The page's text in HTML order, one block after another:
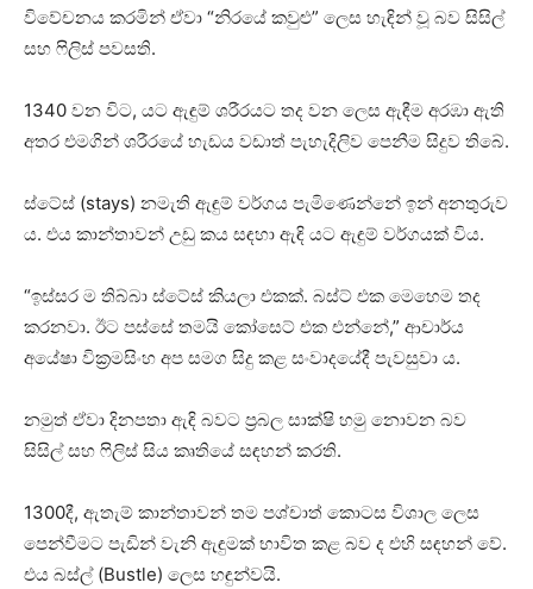
විවේචනය කරමින් ඒවා “නිරයේ කවුළු” ලෙස හැඳින් වූ බව සිසිල්
සහ ෆිලිස් පවසති.
1340 වන විට, යට ඇඳුම් ශරීරයට තද වන ලෙස ඇඳීම අරඹා ඇති
අතර එමගින් ශරීරයේ හැඩය වඩාත් පැහැදිලිව පෙනීම සිදුව තිබේ.
ස්ටේස් (stays) නමැති ඇඳුම් වර්ගය පැමිණෙන්නේ ඉන් අනතුරුව
ය. එය කාන්තාවන් උඩු කය සඳහා ඇඳි යට ඇඳුම් වර්ගයක් විය.
“ඉස්සර ම තිබ්බා ස්ටේස් කියලා එකක්. බස්ට් එක මෙහෙම තද
කරනවා. ඊට පස්සේ තමයි කෝසෙට් එක එන්නේ,” ආචාර්ය
අයේෂා වික්‍රමසිංහ අප සමග සිදු කළ සංවාදයේදී පැවසුවා ය.
නමුත් ඒවා දිනපතා ඇඳි බවට ප්‍රබල සාක්ෂි හමු නොවන බව
සිසිල් සහ ෆිලිස් සිය කෘතියේ සඳහන් කරති.
1300දී, ඇතැම් කාන්තාවන් තම පශ්චාත් කොටස විශාල ලෙස
පෙන්වීමට පැඩින් වැනි ඇඳුමක් භාවිත කළ බව ද එහි සඳහන් වේ.
එය බස්ල් (Bustle) ලෙස හඳුන්වයි.